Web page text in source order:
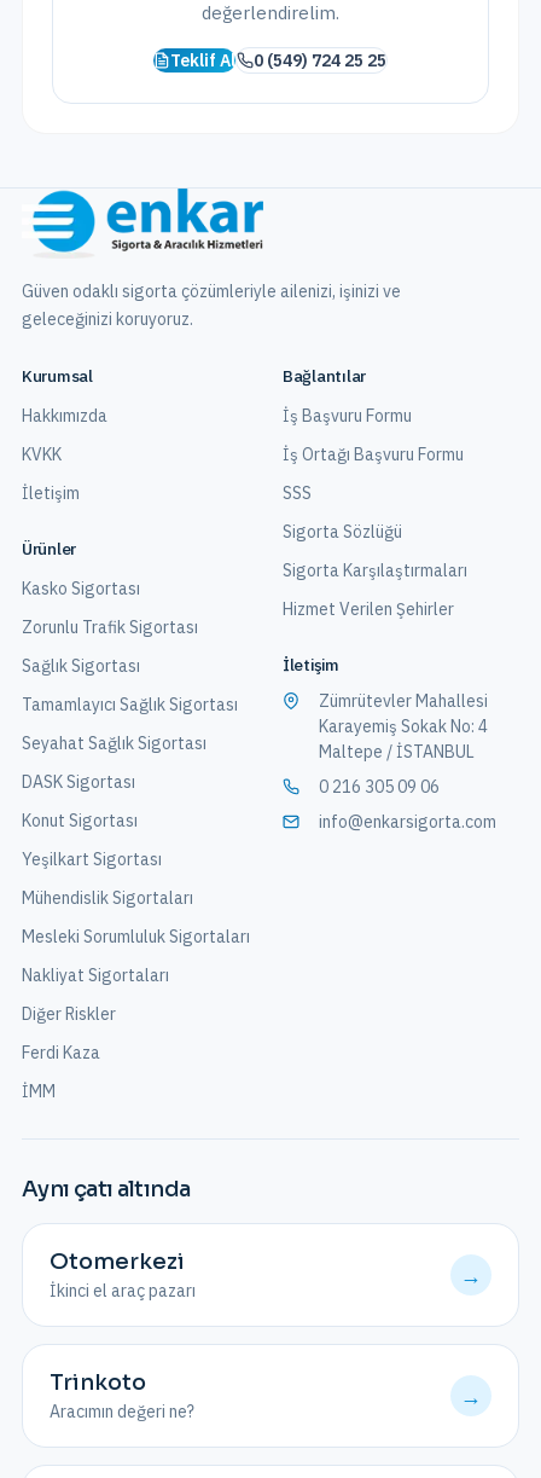
değerlendirelim.
Teklif Al 0 (549) 724 25 25
Güven odaklı sigorta çözümleriyle ailenizi, işinizi ve
geleceğinizi koruyoruz.
Kurumsal
Hakkımızda
KVKK
İletişim
Ürünler
Kasko Sigortası
Zorunlu Trafik Sigortası
Sağlık Sigortası
Tamamlayıcı Sağlık Sigortası
Seyahat Sağlık Sigortası
DASK Sigortası
Konut Sigortası
Yeşilkart Sigortası
Mühendislik Sigortaları
Mesleki Sorumluluk Sigortaları
Nakliyat Sigortaları
Diğer Riskler
Ferdi Kaza
İMM
Bağlantılar
İş Başvuru Formu
İş Ortağı Başvuru Formu
SSS
Sigorta Sözlüğü
Sigorta Karşılaştırmaları
Hizmet Verilen Şehirler
İletişim
Zümrütevler Mahallesi
Karayemiş Sokak No: 4
Maltepe / İSTANBUL
0 216 305 09 06
info@enkarsigorta.com
Aynı çatı altında
Otomerkezi
İkinci el araç pazarı
→
Trinkoto
Aracımın değeri ne?
→